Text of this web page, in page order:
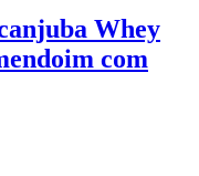
Whey
com